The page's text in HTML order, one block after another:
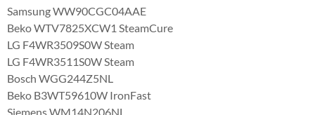
Samsung WW90CGC04AAE
Beko WTV7825XCW1 SteamCure
LG F4WR3509S0W Steam
LG F4WR3511S0W Steam
Bosch WGG244Z5NL
Beko B3WT59610W IronFast
Siemens WM14N206NL